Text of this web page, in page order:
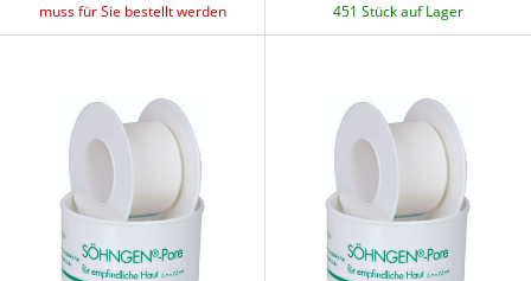
muss für Sie bestellt werden 451 Stück auf Lager